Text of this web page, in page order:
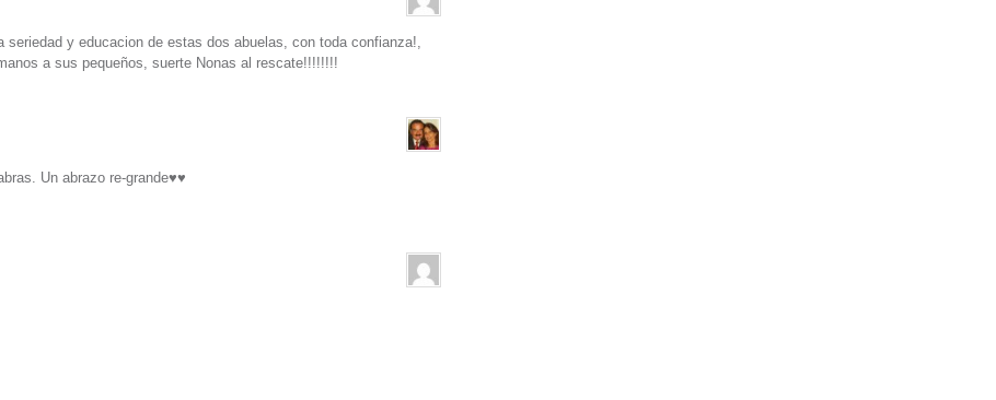
y educacion de estas dos abuelas, con toda confianza!,
a sus pequeños, suerte Nonas al rescate!!!!!!!!
Un abrazo re-grande♥♥